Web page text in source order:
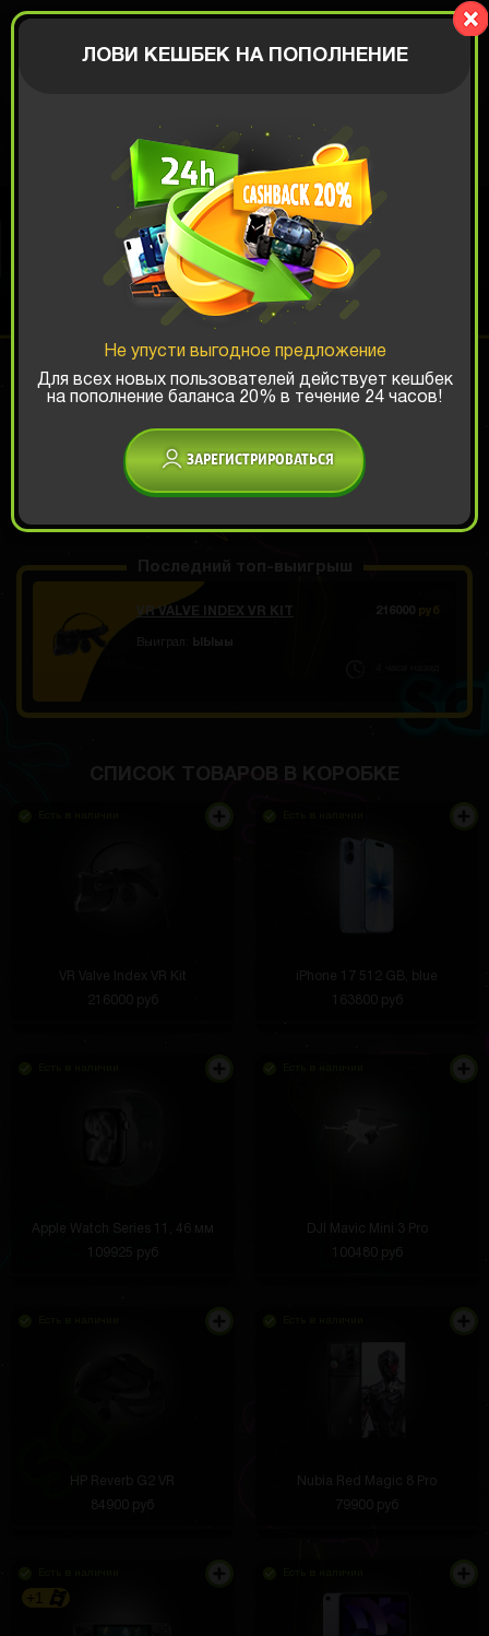
АВТОРИЗАЦИЯ
MYSTERY BOX
Шанс ТОП-выигрыша:
x1 x2 x3
Есть промокод?
ОТКРЫТЬ ЗА 599РУБ Демо прокрут
VR VALVE INDEX VR KIT 216000 руб
Выиграл: ЫЫыы
СПИСОК ТОВАРОВ В КОРОБКЕ
VR Valve Index VR Kit
216000 руб
iPhone 17 512 GB, blue
163800 руб
Apple Watch Series 11, 46 мм
109925 руб
DJI Mavic Mini 3 Pro
100480 руб
HP Reverb G2 VR
84900 руб
Nubia Red Magic 8 Pro
79900 руб
+1
ЛОВИ КЕШБЕК НА ПОПОЛНЕНИЕ
Не упусти выгодное предложение
Для всех новых пользователей действует кешбек
на пополнение баланса 20% в течение 24 часов!
ЗАРЕГИСТРИРОВАТЬСЯ